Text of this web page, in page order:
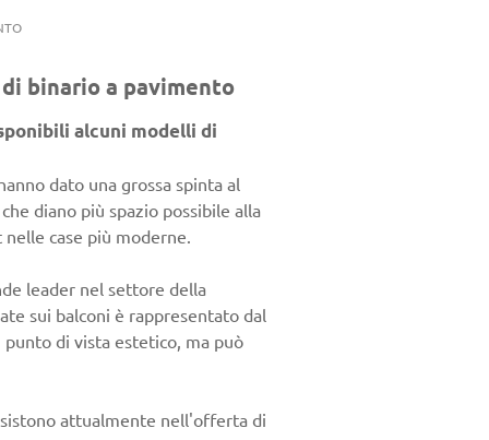
binario a pavimento
alcuni modelli di
dato una grossa spinta al
diano più spazio possibile alla
case più moderne.
leader nel settore della
sui balconi è rappresentato dal
di vista estetico, ma può
attualmente nell'offerta di